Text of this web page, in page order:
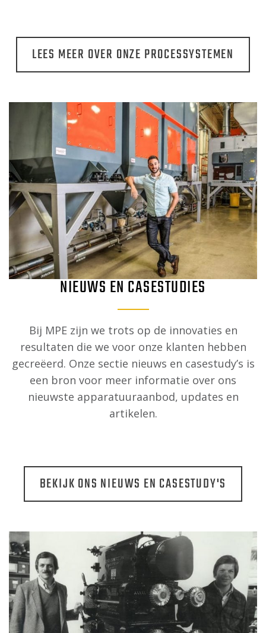
LEES MEER OVER ONZE PROCESSYSTEMEN
NIEUWS EN CASESTUDIES
Bij MPE zijn we trots op de innovaties en
resultaten die we voor onze klanten hebben
gecreëerd. Onze sectie nieuws en casestudy’s is
een bron voor meer informatie over ons
nieuwste apparatuuraanbod, updates en
artikelen.
BEKIJK ONS NIEUWS EN CASESTUDY'S